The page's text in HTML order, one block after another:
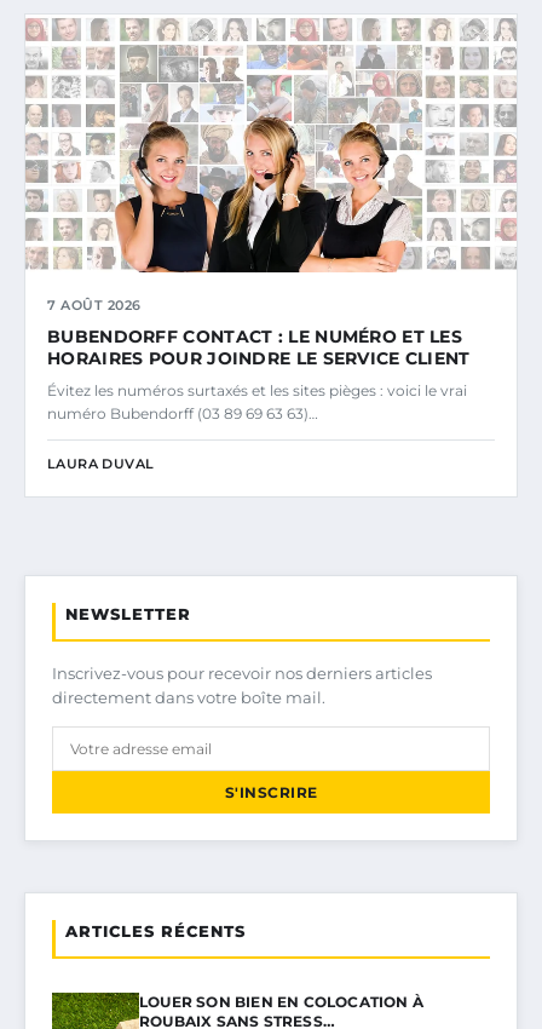
7 AOÛT 2026
BUBENDORFF CONTACT : LE NUMÉRO ET LES
HORAIRES POUR JOINDRE LE SERVICE CLIENT
Évitez les numéros surtaxés et les sites pièges : voici le vrai
numéro Bubendorff (03 89 69 63 63)…
LAURA DUVAL
NEWSLETTER
Inscrivez-vous pour recevoir nos derniers articles
directement dans votre boîte mail.
S'INSCRIRE
ARTICLES RÉCENTS
LOUER SON BIEN EN COLOCATION À
ROUBAIX SANS STRESS…